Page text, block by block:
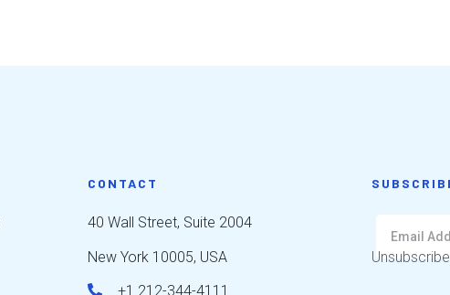
CONTACT
40 Wall Street, Suite 2004
New York 10005, USA
+1 212-344-4111